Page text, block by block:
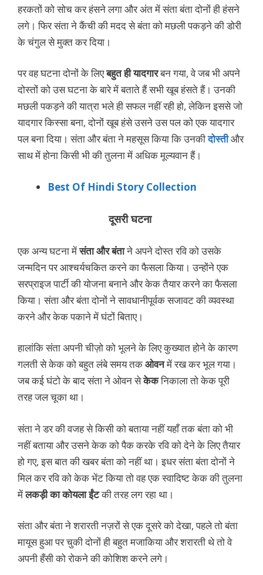
हरकतों को सोच कर हंसने लगा और अंत में संता बंता दोनों ही हंसने
लगे। फिर संता ने कैंची की मदद से बंता को मछली पकड़ने की डोरी
के चंगुल से मुक्त कर दिया।
पर वह घटना दोनों के लिएबहुत ही यादगारबन गया, वे जब भी अपने
दोस्तों को उस घटना के बारे में बताते हैं सभी खूब हंसते हैं। उनकी
मछली पकड़ने की यात्रा भले ही सफल नहीं रही हो, लेकिन इससे जो
यादगार किस्सा बना, दोनों खूब हंसे उसने उस पल को एक यादगार
पल बना दिया। संता और बंता ने महसूस किया कि उनकीदोस्तीऔर
साथ में होना किसी भी की तुलना में अधिक मूल्यवान हैं।
Best Of Hindi Story Collection
दूसरी घटना
एक अन्य घटना मेंसंता और बंताने अपने दोस्त रवि को उसके
जन्मदिन पर आश्चर्यचकित करने का फैसला किया। उन्होंने एक
सरप्राइज पार्टी की योजना बनाने और केक तैयार करने का फैसला
किया। संता और बंता दोनों ने सावधानीपूर्वक सजावट की व्यवस्था
करने और केक पकाने में घंटों बिताए।
हालांकि संता अपनी चीज़ो को भूलने के लिए कुख्यात होने के कारण
गलती से केक को बहुत लंबे समय तकओवनमें रख कर भूल गया।
जब कई घंटो के बाद संता ने ओवन सेकेकनिकाला तो केक पूरी
तरह जल चूका था।
संता ने डर की वजह से किसी को बताया नहीं यहाँ तक बंता को भी
नहीं बताया और उसने केक को पैक करके रवि को देने के लिए तैयार
हो गए, इस बात की खबर बंता को नहीं था। इधर संता बंता दोनों ने
मिल कर रवि को केक भेंट किया तो वह एक स्वादिष्ट केक की तुलना
मेंलकड़ी का कोयला ईंटकी तरह लग रहा था।
संता और बंता ने शरारती नज़रों से एक दूसरे को देखा, पहले तो बंता
मायूस हुआ पर चुकी दोनों ही बहुत मजाकिया और शरारती थे तो वे
अपनी हँसी को रोकने की कोशिश करने लगे।